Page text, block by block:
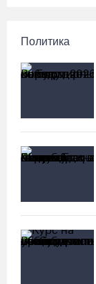
Политика